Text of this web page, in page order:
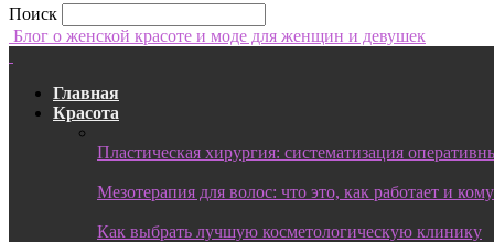
Поиск
Блог о женской красоте и моде для женщин и девушек
Главная
Красота
Пластическая хирургия: систематизация
Мезотерапия для волос: что это, как работает и
Как выбрать лучшую косметологическую клинику